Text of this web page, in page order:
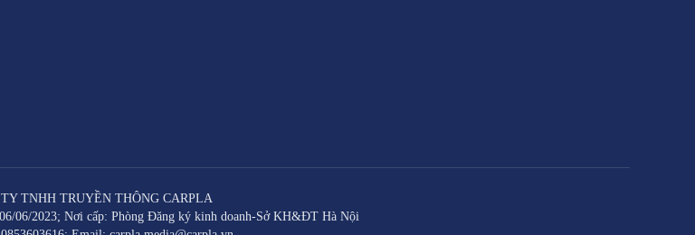
TNHH TRUYỀN THÔNG CARPLA
06/2023; Nơi cấp: Phòng Đăng ký kinh doanh-Sở KH&ĐT Hà Nội